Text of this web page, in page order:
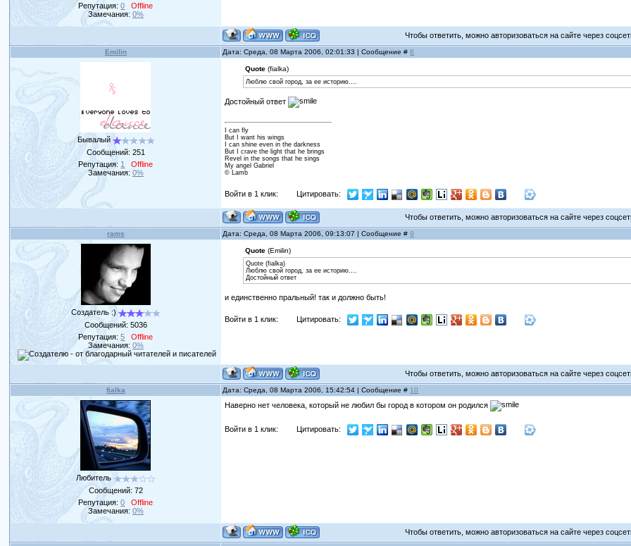
Репутация:0
Offline
Замечания: 0%
Чтобы ответить, можно авторизоваться на сайте через
Emilin Дата: Среда, 08 Марта 2006, 02:01:33 | Сообщение #8
Бывалый
Сообщений: 251
Репутация: 1
Offline
Замечания: 0%
Quote (fialka)
Люблю свой город, за ее историю....
Достойный ответ
I can fly
But I want his wings
I can shine even in the darkness
But I crave the light that he brings
Revel in the songs that he sings
My angel Gabriel
© Lamb
Войти в 1 клик: Цитировать:
Чтобы ответить, можно авторизоваться на сайте через
rams Дата: Среда, 08 Марта 2006, 09:13:07 | Сообщение #9
Создатель :)
Сообщений: 5036
Репутация:5
Offline
Замечания: 0%
Quote (Emilin)
Quote (fialka)
Люблю свой город, за ее историю....
Достойный ответ
и единственно пральный! так и должно быть!
Войти в 1 клик: Цитировать:
Чтобы ответить, можно авторизоваться на сайте через
fialka Дата: Среда, 08 Марта 2006, 15:42:54 | Сообщение # 10
Любитель
Сообщений: 72
Репутация:0
Offline
Замечания: 0%
Наверно нет человека, который не любил бы город в котором он родился
Войти в 1 клик: Цитировать:
Чтобы ответить, можно авторизоваться на сайте через